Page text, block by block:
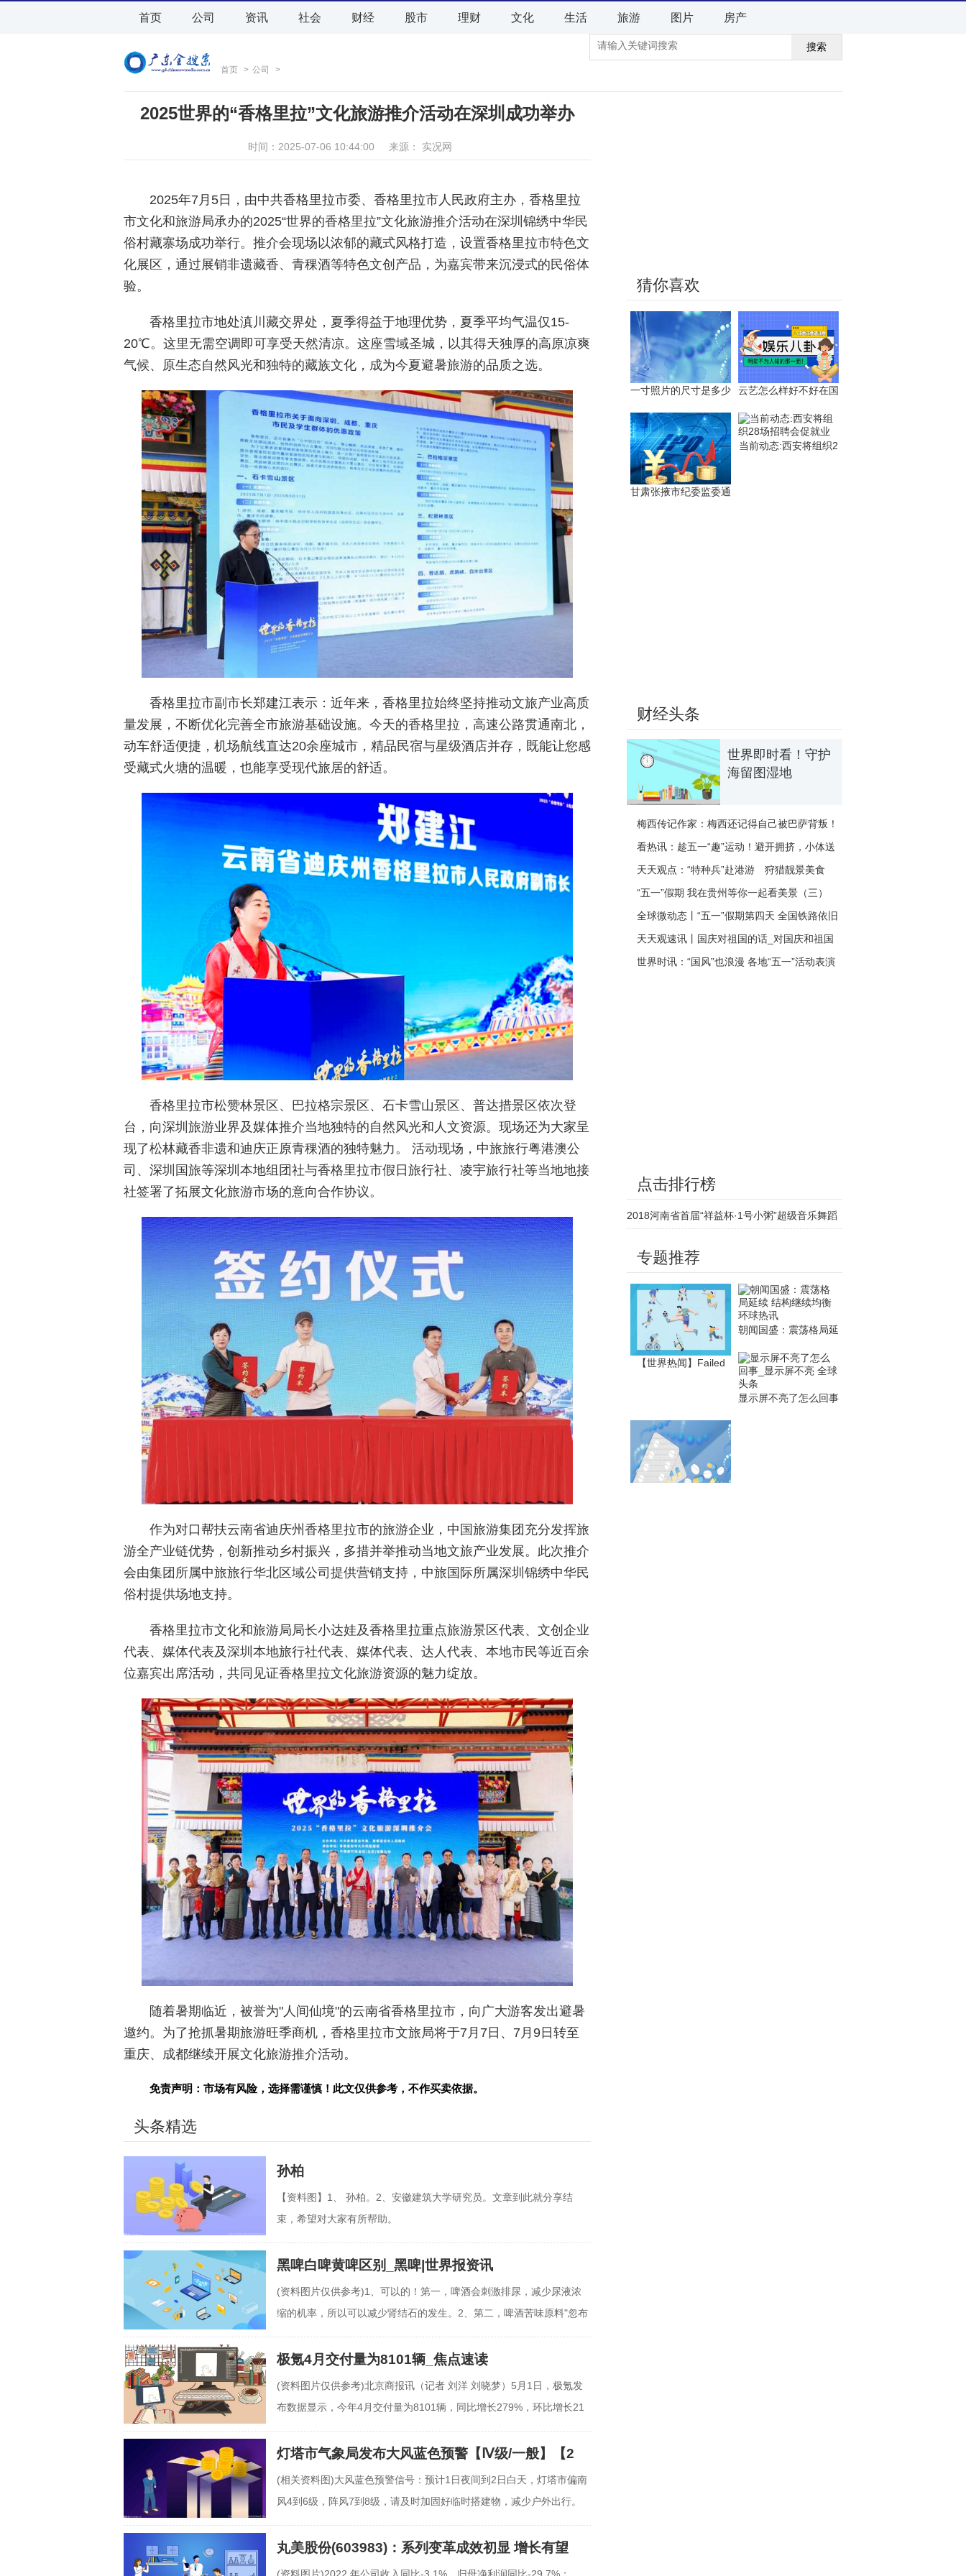
首页 公司 资讯 社会 财经 股市 理财 文化 生活 旅游 图片 房产
首页 > 公司 >
搜索
2025世界的“香格里拉”文化旅游推介活动在深圳成功举办
时间：2025-07-06 10:44:00 来源： 实况网
2025年7月5日，由中共香格里拉市委、香格里拉市人民政府主办，香格里拉
市文化和旅游局承办的2025“世界的香格里拉”文化旅游推介活动在深圳锦绣中华民
俗村藏寨场成功举行。推介会现场以浓郁的藏式风格打造，设置香格里拉市特色文
化展区，通过展销非遗藏香、青稞酒等特色文创产品，为嘉宾带来沉浸式的民俗体
验。
香格里拉市地处滇川藏交界处，夏季得益于地理优势，夏季平均气温仅15-
20℃。这里无需空调即可享受天然清凉。这座雪域圣城，以其得天独厚的高原凉爽
气候、原生态自然风光和独特的藏族文化，成为今夏避暑旅游的品质之选。
香格里拉市副市长郑建江表示：近年来，香格里拉始终坚持推动文旅产业高质
量发展，不断优化完善全市旅游基础设施。今天的香格里拉，高速公路贯通南北，
动车舒适便捷，机场航线直达20余座城市，精品民宿与星级酒店并存，既能让您感
受藏式火塘的温暖，也能享受现代旅居的舒适。
香格里拉市松赞林景区、巴拉格宗景区、石卡雪山景区、普达措景区依次登
台，向深圳旅游业界及媒体推介当地独特的自然风光和人文资源。现场还为大家呈
现了松林藏香非遗和迪庆正原青稞酒的独特魅力。 活动现场，中旅旅行粤港澳公
司、深圳国旅等深圳本地组团社与香格里拉市假日旅行社、凌宇旅行社等当地地接
社签署了拓展文化旅游市场的意向合作协议。
作为对口帮扶云南省迪庆州香格里拉市的旅游企业，中国旅游集团充分发挥旅
游全产业链优势，创新推动乡村振兴，多措并举推动当地文旅产业发展。此次推介
会由集团所属中旅旅行华北区域公司提供营销支持，中旅国际所属深圳锦绣中华民
俗村提供场地支持。
香格里拉市文化和旅游局局长小达娃及香格里拉重点旅游景区代表、文创企业
代表、媒体代表及深圳本地旅行社代表、媒体代表、达人代表、本地市民等近百余
位嘉宾出席活动，共同见证香格里拉文化旅游资源的魅力绽放。
随着暑期临近，被誉为"人间仙境"的云南省香格里拉市，向广大游客发出避暑
邀约。为了抢抓暑期旅游旺季商机，香格里拉市文旅局将于7月7日、7月9日转至
重庆、成都继续开展文化旅游推介活动。
免责声明：市场有风险，选择需谨慎！此文仅供参考，不作买卖依据。
头条精选
孙柏
【资料图】1、 孙柏。2、安徽建筑大学研究员。文章到此就分享结
束，希望对大家有所帮助。
黑啤白啤黄啤区别_黑啤|世界报资讯
(资料图片仅供参考)1、可以的！第一，啤酒会刺激排尿，减少尿液浓
缩的机率，所以可以减少肾结石的发生。2、第二，啤酒苦味原料"忽布
子"的两
极氪4月交付量为8101辆_焦点速读
(资料图片仅供参考)北京商报讯（记者 刘洋 刘晓梦）5月1日，极氪发
布数据显示，今年4月交付量为8101辆，同比增长279%，环比增长21
6%。
灯塔市气象局发布大风蓝色预警【Ⅳ级/一般】【2
(相关资料图)大风蓝色预警信号：预计1日夜间到2日白天，灯塔市偏南
风4到6级，阵风7到8级，请及时加固好临时搭建物，减少户外出行。
灯塔市气
丸美股份(603983)：系列变革成效初显 增长有望
猜你喜欢
一寸照片的尺寸是多少 云艺怎么样好不好在国
甘肃张掖市纪委监委通
当前动态:西安将组织2
财经头条
世界即时看！守护
海留图湿地
梅西传记作家：梅西还记得自己被巴萨背叛！
他不会回
看热讯：趁五一“趣”运动！避开拥挤，小体送
上8条
天天观点：“特种兵”赴港游 狩猎靓景美食
“五一”假期 我在贵州等你一起看美景（三）
全球微动态丨“五一”假期第四天 全国铁路依旧
保持
天天观速讯丨国庆对祖国的话_对国庆和祖国
的赞美文
世界时讯：“国风”也浪漫 各地“五一”活动表演
点击排行榜
2018河南省首届“祥益杯·1号小粥”超级音乐舞蹈
专题推荐
【世界热闻】Failed
朝闻国盛：震荡格局延
显示屏不亮了怎么回事